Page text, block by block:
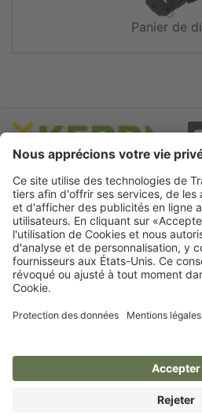
Panier de
Evènements
Newsletter
Termes d'utilisation
A
Kerbl France S.a.r.l.
France